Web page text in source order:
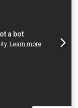
mm x 830
para el
para el